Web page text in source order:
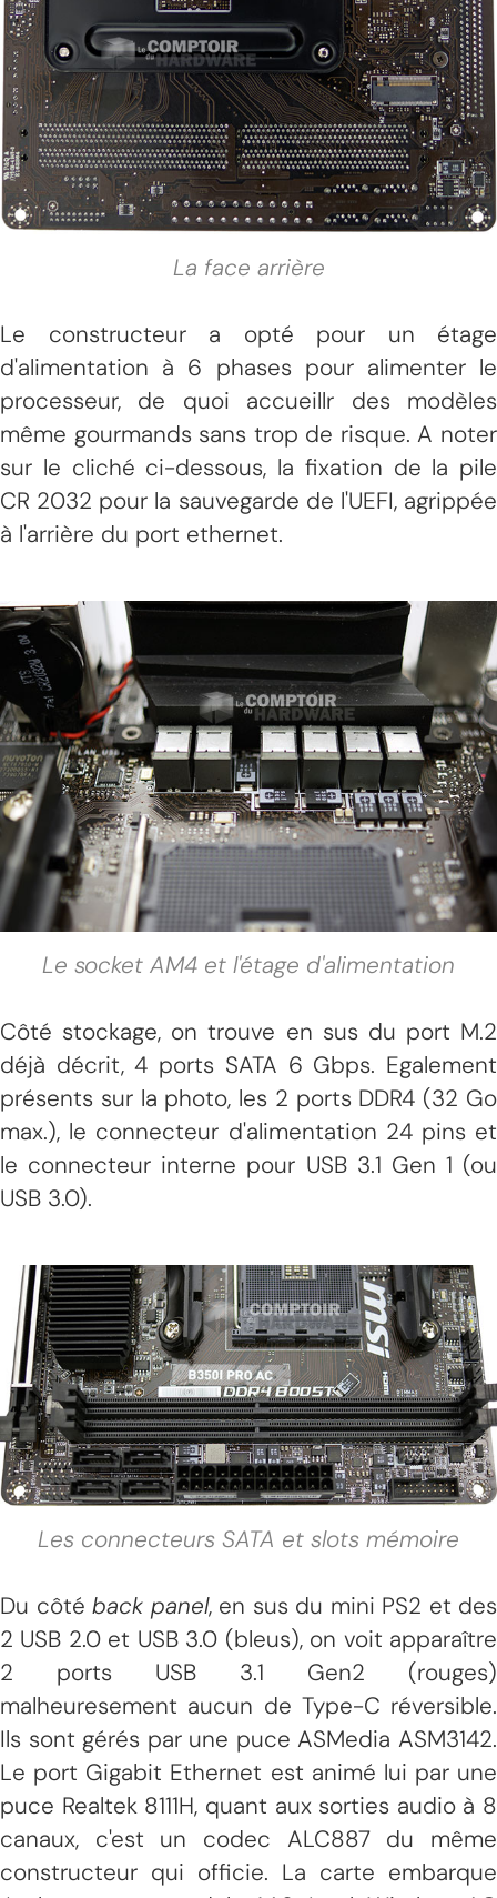
La face arrière
Le constructeur a opté pour un étage
d'alimentation à 6 phases pour alimenter le
processeur, de quoi accueillr des modèles
même gourmands sans trop de risque. A noter
sur le cliché ci-dessous, la fixation de la pile
CR 2032 pour la sauvegarde de l'UEFI, agrippée
à l'arrière du port ethernet.
Le socket AM4 et l'étage d'alimentation
Côté stockage, on trouve en sus du port M.2
déjà décrit, 4 ports SATA 6 Gbps. Egalement
présents sur la photo, les 2 ports DDR4 (32 Go
max.), le connecteur d'alimentation 24 pins et
le connecteur interne pour USB 3.1 Gen 1 (ou
USB 3.0).
Les connecteurs SATA et slots mémoire
Du côté back panel, en sus du mini PS2 et des
2 USB 2.0 et USB 3.0 (bleus), on voit apparaître
2 ports USB 3.1 Gen2 (rouges)
malheuresement aucun de Type-C réversible.
Ils sont gérés par une puce ASMedia ASM3142.
Le port Gigabit Ethernet est animé lui par une
puce Realtek 8111H, quant aux sorties audio à 8
canaux, c'est un codec ALC887 du même
constructeur qui officie. La carte embarque